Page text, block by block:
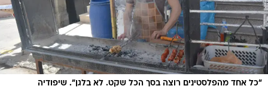
"כל אחד מהפלסטינים רוצה בסך הכל שקט. לא בלגן". שיפודיה